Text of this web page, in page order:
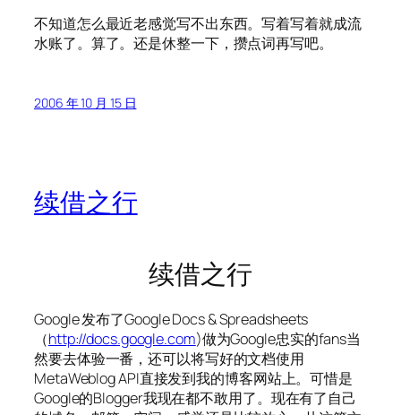
不知道怎么最近老感觉写不出东西。写着写着就成流
水账了。算了。还是休整一下，攒点词再写吧。
2006 年 10 月 15 日
续借之行
续借之行
Google 发布了Google Docs & Spreadsheets
（http://docs.google.com)做为Google忠实的fans当
然要去体验一番，还可以将写好的文档使用
MetaWeblog API直接发到我的博客网站上。可惜是
Google的Blogger我现在都不敢用了。现在有了自己